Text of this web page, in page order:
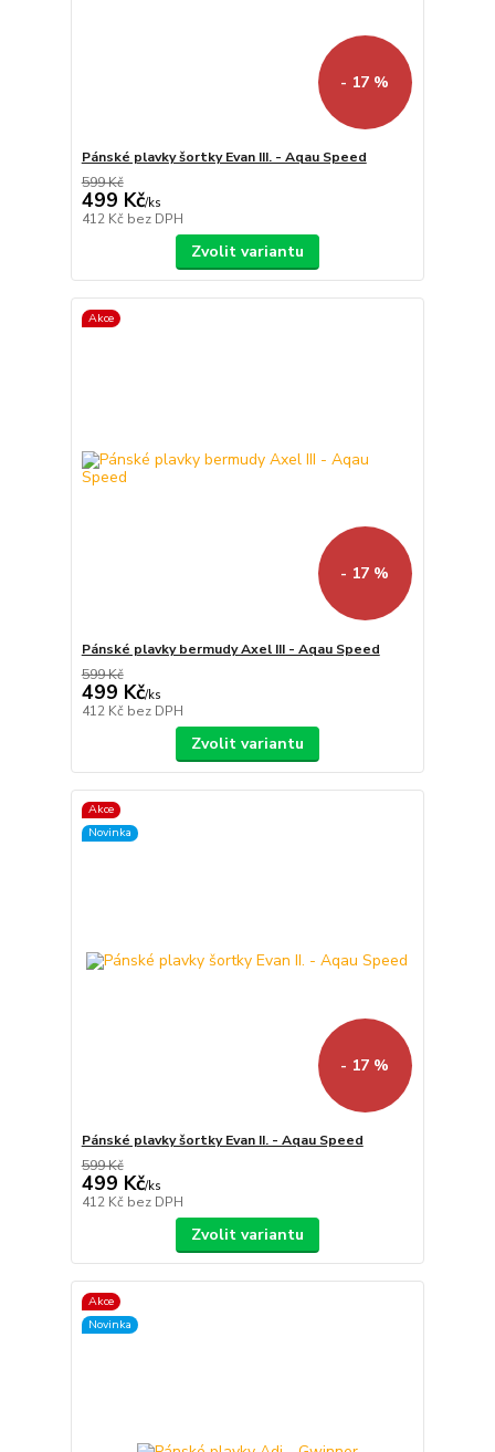
- 17 %
Pánské plavky šortky Evan III. - Aqau Speed
599 Kč
499 Kč/ks
412 Kč bez DPH
Zvolit variantu
Akce
- 17 %
Pánské plavky bermudy Axel III - Aqau Speed
599 Kč
499 Kč/ks
412 Kč bez DPH
Zvolit variantu
Akce
Novinka
- 17 %
Pánské plavky šortky Evan II. - Aqau Speed
599 Kč
499 Kč/ks
412 Kč bez DPH
Zvolit variantu
Akce
Novinka